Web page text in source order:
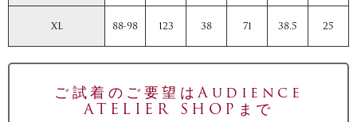
XL 88-98 123 38 71 38.5 25
ご試着のご要望はAudience
ATELIER SHOPまで